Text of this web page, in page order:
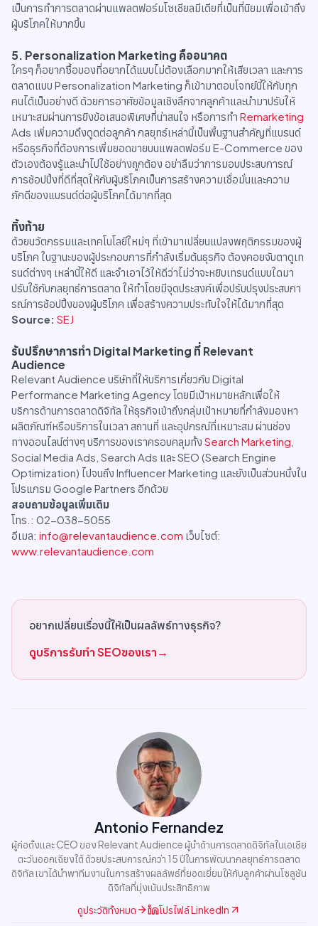
เป็นการทำการตลาดผ่านแพลตฟอร์มโซเชียลมีเดียที่เป็นที่นิยมเพื่อเข้าถึง
ผู้บริโภคให้มากขึ้น
5. Personalization Marketing คืออนาคต
ใครๆ ก็อยากซื้อของที่อยากได้แบบไม่ต้องเลือกมากให้เสียเวลา และการ
ตลาดแบบ Personalization Marketing ก็เข้ามาตอบโจทย์นี้ให้กับทุก
คนได้เป็นอย่างดี ด้วยการอาศัยข้อมูลเชิงลึกจากลูกค้าและนำมาปรับให้
เหมาะสมผ่านการยิงข้อเสนอพิเศษที่น่าสนใจ หรือการทำ Remarketing
Ads เพิ่มความดึงดูดต่อลูกค้า กลยุทธ์เหล่านี้เป็นพื้นฐานสำคัญที่แบรนด์
หรือธุรกิจที่ต้องการเพิ่มยอดขายบนแพลตฟอร์ม E-Commerce ของ
ตัวเองต้องรู้และนำไปใช้อย่างถูกต้อง อย่าลืมว่าการมอบประสบการณ์
การช้อปปิ้งที่ดีที่สุดให้กับผู้บริโภคเป็นการสร้างความเชื่อมั่นและความ
ภักดีของแบรนด์ต่อผู้บริโภคได้มากที่สุด
ทิ้งท้าย
ด้วยนวัตกรรมและเทคโนโลยีใหม่ๆ ที่เข้ามาเปลี่ยนแปลงพฤติกรรมของผู้
บริโภค ในฐานะของผู้ประกอบการที่กำลังเริ่มต้นธุรกิจ ต้องคอยจับตาดูเท
รนด์ต่างๆ เหล่านี้ให้ดี และจำเอาไว้ให้ดีว่าไม่ว่าจะหยิบเทรนด์แบบใดมา
ปรับใช้กับกลยุทธ์การตลาด ให้ทำโดยมีจุดประสงค์เพื่อปรับปรุงประสบกา
รณ์การช้อปปิ้งของผู้บริโภค เพื่อสร้างความประทับใจให้ได้มากที่สุด
Source: SEJ
รับปรึกษาการทำ Digital Marketing ที่ Relevant
Audience
Relevant Audience บริษัทที่ให้บริการเกี่ยวกับ Digital
Performance Marketing Agency โดยมีเป้าหมายหลักเพื่อให้
บริการด้านการตลาดดิจิทัล ให้ธุรกิจเข้าถึงกลุ่มเป้าหมายที่กำลังมองหา
ผลิตภัณฑ์หรือบริการในเวลา สถานที่ และอุปกรณ์ที่เหมาะสม ผ่านช่อง
ทางออนไลน์ต่างๆ บริการของเราครอบคลุมทั้ง Search Marketing
Social Media Ads, Search Ads และ SEO (Search Engine
Optimization) ไปจนถึง Influencer Marketing และยังเป็นส่วนหนึ่งใน
โปรแกรม Google Partners อีกด้วย
สอบถามข้อมูลเพิ่มเติม
โทร.: 02-038-5055
อีเมล: info@relevantaudience.com เว็บไซต์:
www.relevantaudience.com
อยากเปลี่ยนเรื่องนี้ให้เป็นผลลัพธ์ทางธุรกิจ?
ดูบริการรับทำ SEOของเรา→
Antonio Fernandez
ผู้ก่อตั้งและ CEO ของ Relevant Audience ผู้นำด้านการตลาดดิจิทัลในเอเชีย
ตะวันออกเฉียงใต้ ด้วยประสบการณ์กว่า 15 ปีในการพัฒนากลยุทธ์การตลาด
ดิจิทัล เขาได้นำพาทีมงานในการสร้างผลลัพธ์ที่ยอดเยี่ยมให้กับลูกค้าผ่านโซลูชัน
ดิจิทัลที่มุ่งเน้นประสิทธิภาพ
ดูประวัติทั้งหมด
โปรไฟล์ LinkedIn